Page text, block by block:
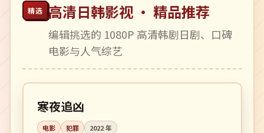
精选 高清日韩影视 · 精品推荐
编辑挑选的 1080P 高清韩剧日剧、口碑
电影与人气综艺
韩国
院线
寒夜追凶
电影 犯罪 2022年